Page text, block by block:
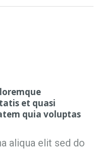
et quasi
quia voluptas
aliqua elit sed do